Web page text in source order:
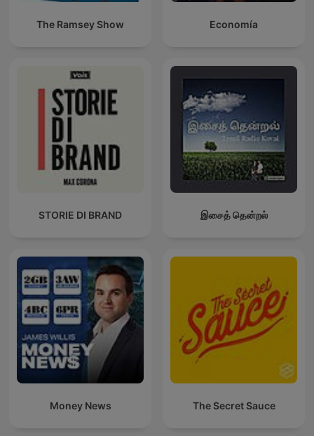
The Ramsey Show Economía
STORIE DI BRAND இசைத் தென்றல்
Money News The Secret Sauce